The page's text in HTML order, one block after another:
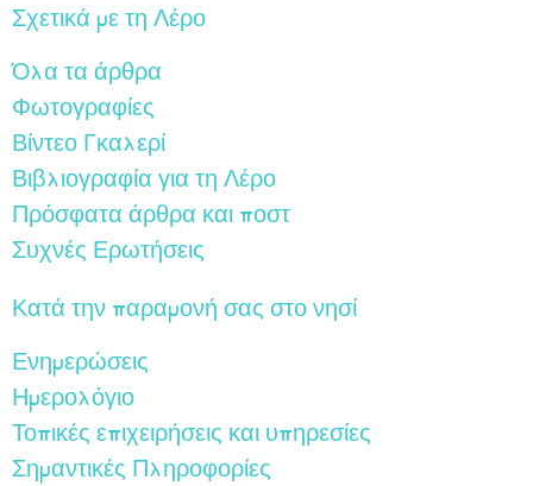
Σχετικά με τη Λέρο
Όλα τα άρθρα
Φωτογραφίες
Βίντεο Γκαλερί
Βιβλιογραφία για τη Λέρο
Πρόσφατα άρθρα και ποστ
Συχνές Ερωτήσεις
Κατά την παραμονή σας στο νησί
Ενημερώσεις
Ημερολόγιο
Τοπικές επιχειρήσεις και υπηρεσίες
Σημαντικές Πληροφορίες